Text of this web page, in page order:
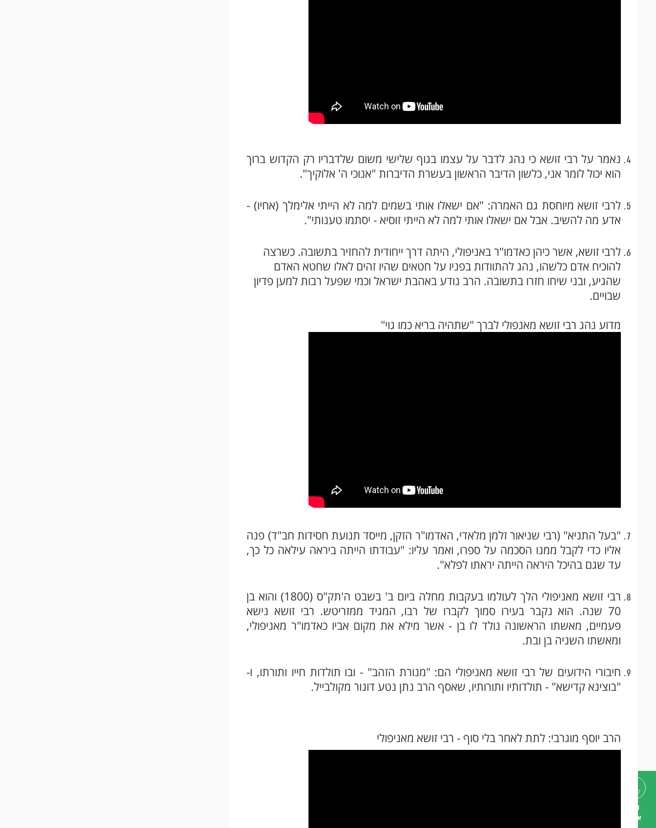
דברו
איתנו
נאמר על רבי זושא כי נהג לדבר על עצמו בגוף שלישי משום שלדבריו רק הקדוש ברוך
הוא יכול לומר אני, כלשון הדיבר הראשון בעשרת הדיברות "אנוכי ה' אלוקיך".
לרבי זושא מיוחסת גם האמרה: "אם ישאלו אותי בשמים למה לא הייתי אלימלך (אחיו) -
אדע מה להשיב. אבל אם ישאלו אותי למה לא הייתי זוסיא - יסתמו טענותי".
לרבי זושא, אשר כיהן כאדמו"ר באניפולי, היתה דרך ייחודית להחזיר בתשובה. כשרצה
להוכיח אדם כלשהו, נהג להתוודות בפניו על חטאים שהיו זהים לאלו שחטא האדם
שהגיע, ובני שיחו חזרו בתשובה. הרב נודע באהבת ישראל וכמי שפעל רבות למען פדיון
שבויים.
מדוע נהג רבי זושא מאנפולי לברך "שתהיה בריא כמו גוי"
"בעל התניא" (רבי שניאור זלמן מלאדי, האדמו"ר הזקן, מייסד תנועת חסידות חב"ד) פנה
אליו כדי לקבל ממנו הסכמה על ספרו, ואמר עליו: "עבודתו הייתה ביראה עילאה כל כך,
עד שגם בהיכל היראה הייתה יראתו לפלא".
רבי זושא מאניפולי הלך לעולמו בעקבות מחלה ביום ב' בשבט ה'תק"ס (1800) והוא בן
70 שנה. הוא נקבר בעירו סמוך לקברו של רבו, המגיד ממזריטש. רבי זושא נישא
פעמיים, מאשתו הראשונה נולד לו בן - אשר מילא את מקום אביו כאדמו"ר מאניפולי,
ומאשתו השניה בן ובת.
חיבורי הידועים של רבי זושא מאניפולי הם: "מנורת הזהב" - ובו תולדות חייו ותורתו, ו-
"בוצינא קדישא" - תולדותיו ותורותיו, שאסף הרב נתן נטע דונור מקולבייל.
הרב יוסף מוגרבי: לתת לאחר בלי סוף - רבי זושא מאניפולי